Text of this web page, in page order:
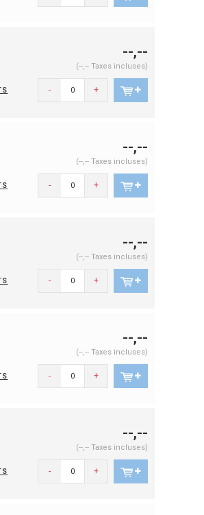
--,--
(--,-- Taxes incluses)
- +
--,--
(--,-- Taxes incluses)
- +
--,--
(--,-- Taxes incluses)
- +
--,--
(--,-- Taxes incluses)
- +
--,--
(--,-- Taxes incluses)
- +